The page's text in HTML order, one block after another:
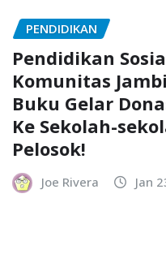
PENDIDIKAN
Pendidikan
Komunitas
Buku Gelar
Ke Sekolah-
Pelosok!
Joe Rivera Jan